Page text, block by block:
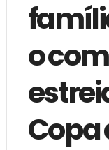
o
Copa